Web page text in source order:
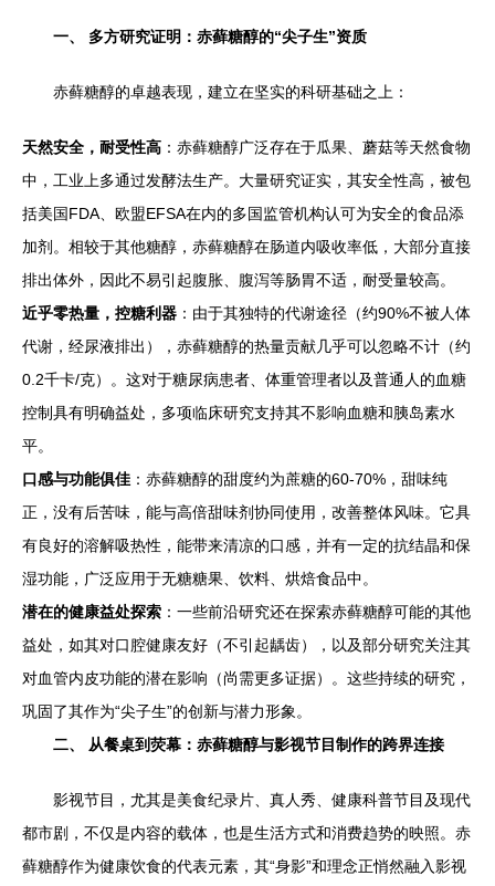
一、 多方研究证明：赤藓糖醇的“尖子生”资质
赤藓糖醇的卓越表现，建立在坚实的科研基础之上：
天然安全，耐受性高 ：赤藓糖醇广泛存在于瓜果、蘑菇等天然食物
中，工业上多通过发酵法生产。大量研究证实，其安全性高，被包
括美国FDA、欧盟EFSA在内的多国监管机构认可为安全的食品添
加剂。相较于其他糖醇，赤藓糖醇在肠道内吸收率低，大部分直接
排出体外，因此不易引起腹胀、腹泻等肠胃不适，耐受量较高。
近乎零热量，控糖利器 ：由于其独特的代谢途径（约90%不被人体
代谢，经尿液排出），赤藓糖醇的热量贡献几乎可以忽略不计（约
0.2千卡/克）。这对于糖尿病患者、体重管理者以及普通人的血糖
控制具有明确益处，多项临床研究支持其不影响血糖和胰岛素水
平。
口感与功能俱佳 ：赤藓糖醇的甜度约为蔗糖的60-70%，甜味纯
正，没有后苦味，能与高倍甜味剂协同使用，改善整体风味。它具
有良好的溶解吸热性，能带来清凉的口感，并有一定的抗结晶和保
湿功能，广泛应用于无糖糖果、饮料、烘焙食品中。
潜在的健康益处探索 ：一些前沿研究还在探索赤藓糖醇可能的其他
益处，如其对口腔健康友好（不引起龋齿），以及部分研究关注其
对血管内皮功能的潜在影响（尚需更多证据）。这些持续的研究，
巩固了其作为“尖子生”的创新与潜力形象。
二、 从餐桌到荧幕：赤藓糖醇与影视节目制作的跨界连接
影视节目，尤其是美食纪录片、真人秀、健康科普节目及现代
都市剧，不仅是内容的载体，也是生活方式和消费趋势的映照。赤
藓糖醇作为健康饮食的代表元素，其“身影”和理念正悄然融入影视